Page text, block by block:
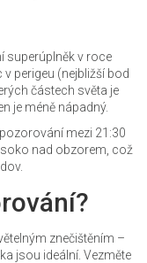
superúplněk v roce
perigeu (nejbližší bod
částech světa je
je méně nápadný.
mezi 21:30
nad obzorem, což
znečištěním –
jsou ideální. Vezměte